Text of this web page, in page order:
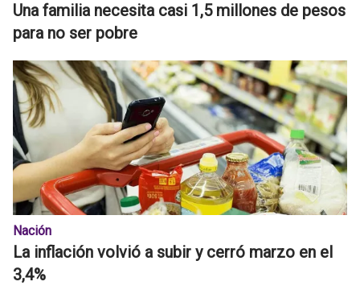
Una familia necesita casi 1,5 millones de pesos
para no ser pobre
Nación
La inflación volvió a subir y cerró marzo en el
3,4%